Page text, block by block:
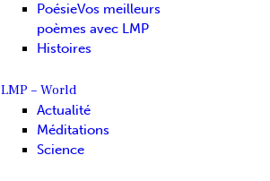
PoésieVos meilleurs
poèmes avec LMP
Histoires
LMP – World
Actualité
Méditations
Science